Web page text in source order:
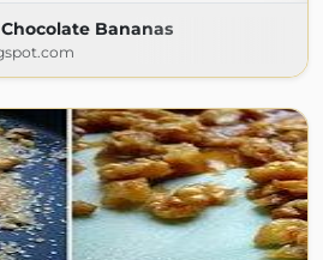
Bananas